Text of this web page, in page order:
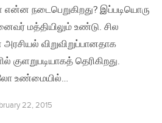
என்ன நடைபெறுகிறது? இப்படியொரு
மத்தியிலும் உண்டு. சில
விறுவிறுப்பானதாக
குளறுபடியாகத் தெரிகிறது.
உண்மையில்…
22, 2015